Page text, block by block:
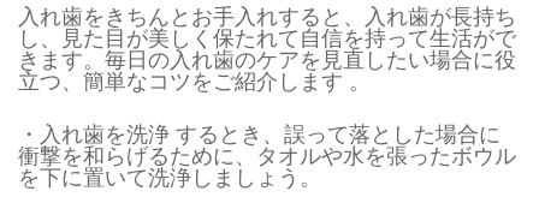
入れ歯をきちんとお手入れすると、入れ歯が長持ち
し、見た目が美しく保たれて自信を持って生活がで
きます。毎日の入れ歯のケアを見直したい場合に役
立つ、簡単なコツをご紹介します 。
・入れ歯を洗浄 するとき、誤って落とした場合に
衝撃を和らげるために、タオルや水を張ったボウル
を下に置いて洗浄しましょう。